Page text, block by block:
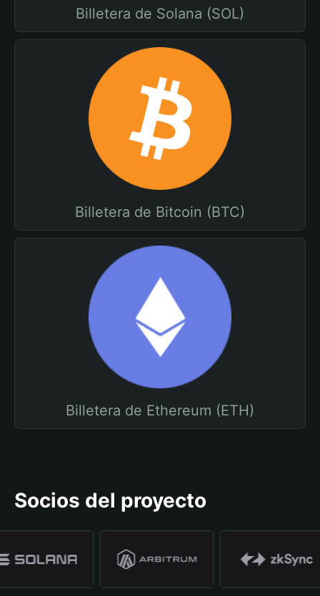
Billetera de Solana (SOL)
Billetera de Bitcoin (BTC)
Billetera de Ethereum (ETH)
Socios del proyecto